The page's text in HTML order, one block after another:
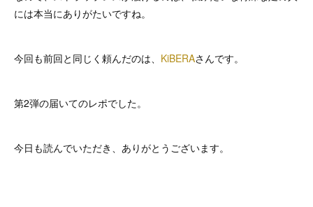
には本当にありがたいですね。
今回も前回と同じく頼んだのは、 KiBERAさんです。
第2弾の届いてのレポでした。
今日も読んでいただき、ありがとうございます。